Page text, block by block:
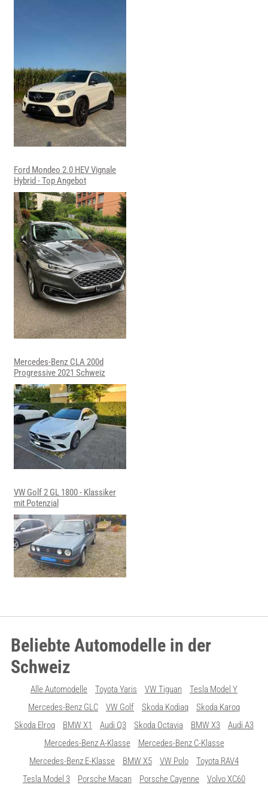
Ford Mondeo 2.0 HEV Vignale
Hybrid - Top Angebot
Mercedes-Benz CLA 200d
Progressive 2021 Schweiz
VW Golf 2 GL 1800 - Klassiker
mit Potenzial
Beliebte Automodelle in der
Schweiz
Alle Automodelle Toyota Yaris VW Tiguan
Tesla Model Y
Mercedes-Benz GLC
VW Golf Skoda Kodiaq
Skoda Karoq
Skoda Elroq
BMW X1 Audi Q3 Skoda Octavia BMW X3
Audi A3
Mercedes-Benz A-Klasse
Mercedes-Benz C-Klasse
Mercedes-Benz E-Klasse
BMW X5 VW Polo
Toyota RAV4
Tesla Model 3
Porsche Macan Porsche Cayenne Volvo XC60